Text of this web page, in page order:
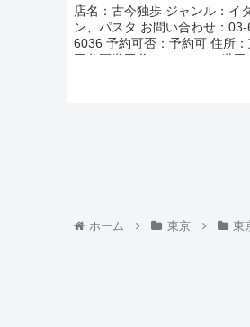
店名：古今独歩 ジャンル：イ
ン、パスタ お問い合わせ：
6036 予約可否：予約可 住所
田谷区世田谷3-3-1 コムス世田
ホーム 東京 東